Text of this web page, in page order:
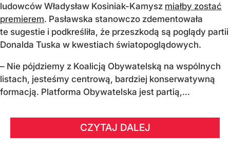
ludowców Władysław Kosiniak-Kamysz miałby zostać
premierem. Pasławska stanowczo zdementowała
te sugestie i podkreśliła, że przeszkodą są poglądy partii
Donalda Tuska w kwestiach światopoglądowych.
– Nie pójdziemy z Koalicją Obywatelską na wspólnych
listach, jesteśmy centrową, bardziej konserwatywną
formacją. Platforma Obywatelska jest partią,...
CZYTAJ DALEJ